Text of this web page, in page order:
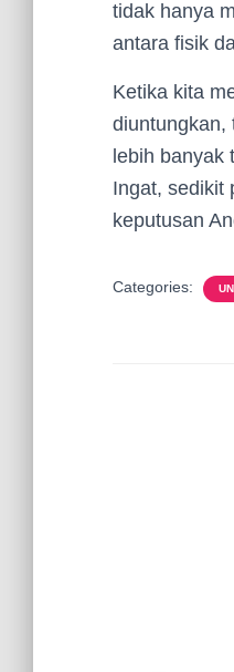
tidak hanya
antara fisik
Ketika kita
diuntungkan,
lebih banyak
Ingat, sedikit
keputusan
Categories: